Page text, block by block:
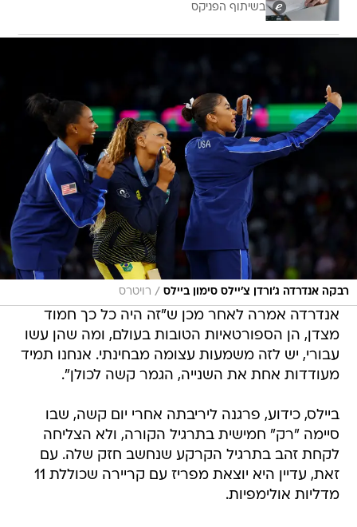
בשיתוף הפניקס
רבקה אנדרדה ג'ורדן צ'יילס סימון ביילס / רויטרס
אנדרדה אמרה לאחר מכן ש"זה היה כל כך חמוד
מצדן, הן הספורטאיות הטובות בעולם, ומה שהן עשו
עבורי, יש לזה משמעות עצומה מבחינתי. אנחנו תמיד
מעודדות אחת את השנייה, הגמר קשה לכולן".
ביילס, כידוע, פרגנה ליריבתה אחרי יום קשה, שבו
סיימה "רק" חמישית בתרגיל הקורה, ולא הצליחה
לקחת זהב בתרגיל הקרקע שנחשב חזק שלה. עם
זאת, עדיין היא יוצאת מפריז עם קריירה שכוללת 11
מדליות אולימפיות.